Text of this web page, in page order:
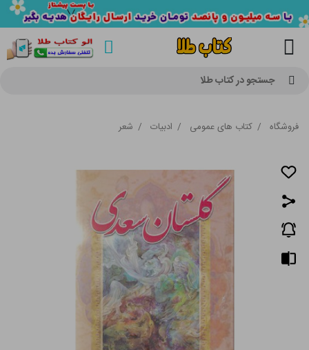
جستجو در کتاب طلا
فروشگاه / کتاب های عمومی / ادبیات / شعر